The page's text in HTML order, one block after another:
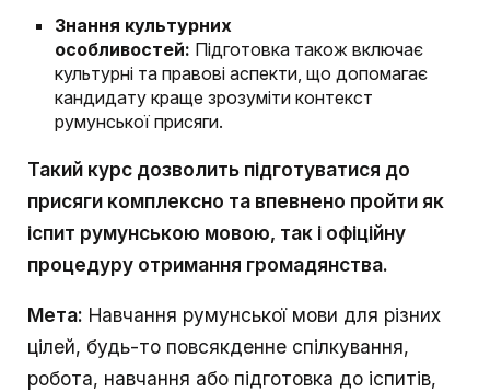
Знання культурних
особливостей: Підготовка також включає
культурні та правові аспекти, що допомагає
кандидату краще зрозуміти контекст
румунської присяги.
Такий курс дозволить підготуватися до
присяги комплексно та впевнено пройти як
іспит румунською мовою, так і офіційну
процедуру отримання громадянства.
Мета: Навчання румунської мови для різних
цілей, будь-то повсякденне спілкування,
робота, навчання або підготовка до іспитів,